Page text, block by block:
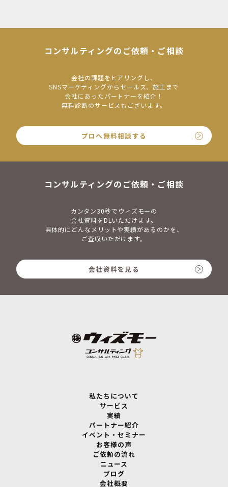
コンサルティングのご依頼・ご相談
会社の課題をヒアリングし、
SNSマーケティングからセールス、施工まで
会社にあったパートナーを紹介！
無料診断のサービスもございます。
プロへ無料相談する
コンサルティングのご依頼・ご相談
カンタン30秒でウィズモーの
会社資料をDLいただけます。
具体的にどんなメリットや実績があるのかを、
ご査収いただけます。
会社資料を見る
私たちについて
サービス
実績
パートナー紹介
イベント・セミナー
お客様の声
ご依頼の流れ
ニュース
ブログ
会社概要